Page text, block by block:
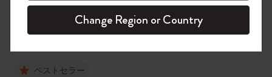
ベストセラー
今すぐ会員登録 !
Change Region or Country